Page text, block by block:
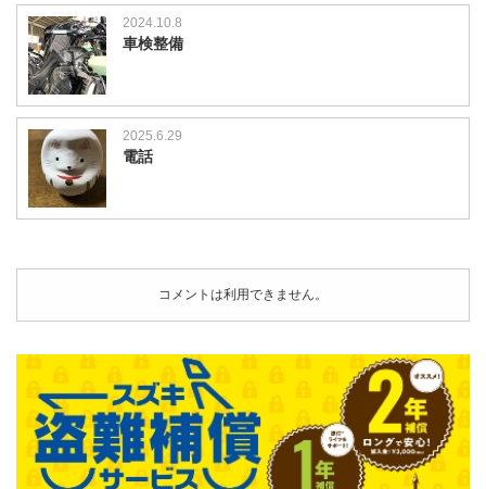
2024.10.8
車検整備
2025.6.29
電話
コメントは利用できません。